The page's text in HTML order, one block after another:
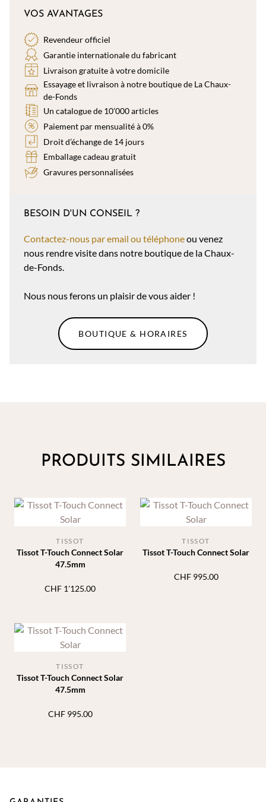
VOS AVANTAGES
Revendeur officiel
Garantie internationale du fabricant
Livraison gratuite à votre domicile
Essayage et livraison à notre boutique de La Chaux-
de-Fonds
Un catalogue de 10’000 articles
Paiement par mensualité à 0%
Droit d’échange de 14 jours
Emballage cadeau gratuit
Gravures personnalisées
BESOIN D'UN CONSEIL ?
Contactez-nous par email ou téléphoneou venez
nous rendre visite dans notre boutique de la Chaux-
de-Fonds.
Nous nous ferons un plaisir de vous aider !
BOUTIQUE & HORAIRES
PRODUITS SIMILAIRES
Tissot T-Touch Connect Solar
47.5mm
TISSOT
CHF 1'125.00
Tissot T-Touch Connect Solar
TISSOT
CHF995.00
Tissot T-Touch Connect Solar
47.5mm
TISSOT
CHF995.00